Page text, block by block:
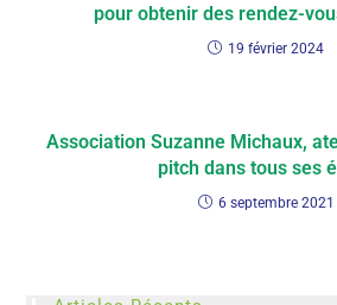
pour obtenir des rendez-
19 février 2024
Association Suzanne Michaux,
pitch dans tous ses
6 septembre 2021